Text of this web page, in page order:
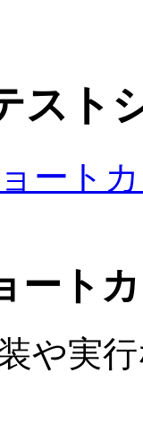
スト
ート
ート
や実